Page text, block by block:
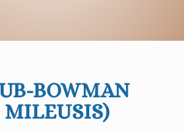
BOWMAN
MILEUSIS)